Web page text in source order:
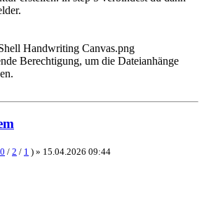
Handwriting Canvas.png
Berechtigung, um die Dateianhänge
/ 2 / 1 ) » 15.04.2026 09:44